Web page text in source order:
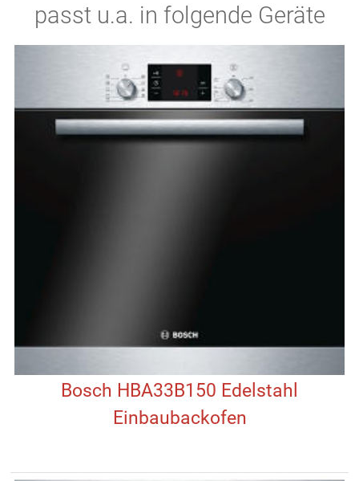
passt u.a. in folgende Geräte
Bosch HBA33B150 Edelstahl
Einbaubackofen